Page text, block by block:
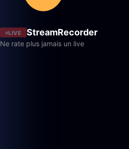
LIVE StreamRecorder
Ne rate plus jamais un live